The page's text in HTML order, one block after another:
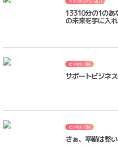
13310分の1のあ
の未来を手に入
ビジネス・SNS
サポートビジネ
ビジネス・SNS
さぁ、準備は整